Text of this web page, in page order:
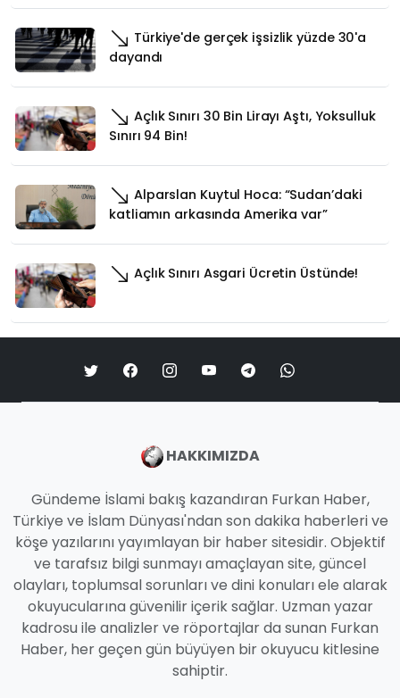
Türkiye'de gerçek işsizlik yüzde 30'a
dayandı
Açlık Sınırı 30 Bin Lirayı Aştı, Yoksulluk
Sınırı 94 Bin!
Alparslan Kuytul Hoca: “Sudan’daki
katliamın arkasında Amerika var”
Açlık Sınırı Asgari Ücretin Üstünde!
HAKKIMIZDA
Gündeme İslami bakış kazandıran Furkan Haber,
Türkiye ve İslam Dünyası'ndan son dakika haberleri ve
köşe yazılarını yayımlayan bir haber sitesidir. Objektif
ve tarafsız bilgi sunmayı amaçlayan site, güncel
olayları, toplumsal sorunları ve dini konuları ele alarak
okuyucularına güvenilir içerik sağlar. Uzman yazar
kadrosu ile analizler ve röportajlar da sunan Furkan
Haber, her geçen gün büyüyen bir okuyucu kitlesine
sahiptir.